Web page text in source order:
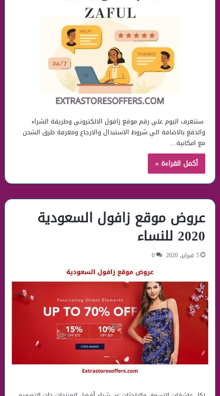
سنتعرف اليوم علي رقم موقع زافول الالكتروني وطريقة الشراء
والدفع بالاضافة الي شروط الاستبدال والارجاع ومعرفة طرق الشحن
مع امكانية…
أكمل القراءة »
عروض موقع زافول السعودية
2020 للنساء
5 فبراير، 2020 0